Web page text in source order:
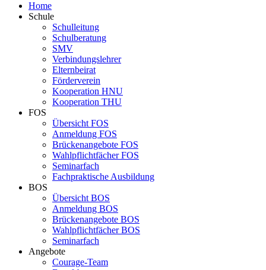
Home
Schule
Schulleitung
Schulberatung
SMV
Verbindungslehrer
Elternbeirat
Förderverein
Kooperation HNU
Kooperation THU
FOS
Übersicht FOS
Anmeldung FOS
Brückenangebote FOS
Wahlpflichtfächer FOS
Seminarfach
Fachpraktische Ausbildung
BOS
Übersicht BOS
Anmeldung BOS
Brückenangebote BOS
Wahlpflichtfächer BOS
Seminarfach
Angebote
Courage-Team